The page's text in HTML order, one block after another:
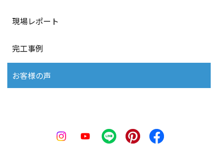
現場レポート
完工事例
お客様の声